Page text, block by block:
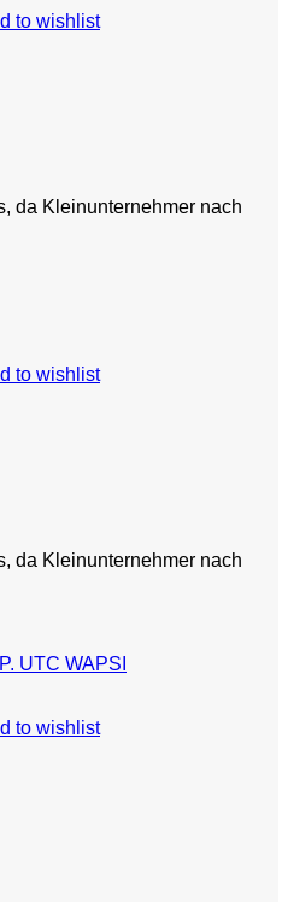
to wishlist
da Kleinunternehmer nach
to wishlist
da Kleinunternehmer nach
to wishlist